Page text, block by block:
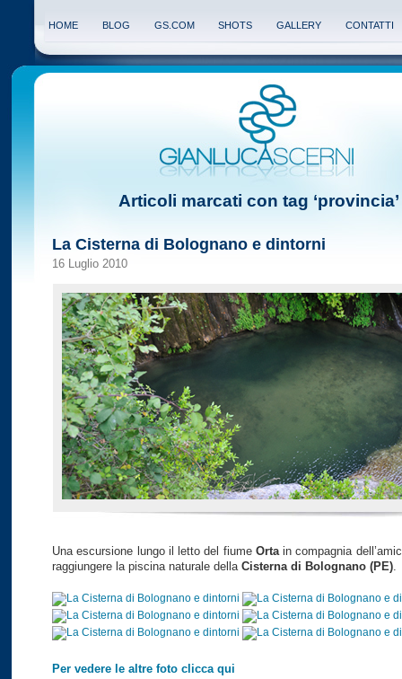
HOME BLOG GS.COM SHOTS GALLERY CONTATTI
Articoli marcati con tag ‘provincia’
La Cisterna di Bolognano e dintorni
16 Luglio 2010
Una escursione lungo il letto del fiume Ortain compagnia
raggiungere la piscina naturale della Cisterna di Bolognano (PE)
Per vedere le altre foto clicca qui